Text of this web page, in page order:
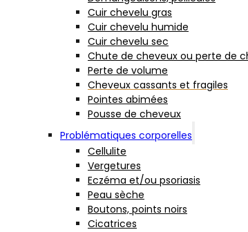
Cuir chevelu gras
Cuir chevelu humide
Cuir chevelu sec
Chute de cheveux ou perte de
Perte de volume
Cheveux cassants et fragiles
Pointes abimées
Pousse de cheveux
Problématiques corporelles
Cellulite
Vergetures
Eczéma et/ou psoriasis
Peau sèche
Boutons, points noirs
Cicatrices